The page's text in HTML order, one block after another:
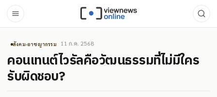
สังคม-อาชญากรรม 11 ก.ค. 2568
คอนเทนต์ไวรัลคือวัฒนธรรมที่ไม่มีใคร
รับผิดชอบ?